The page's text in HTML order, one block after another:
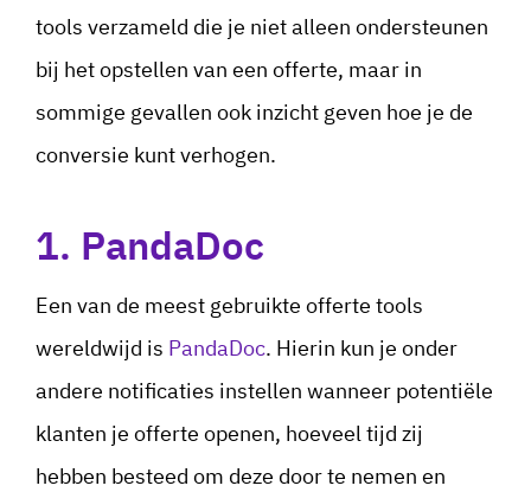
tools verzameld die je niet alleen ondersteunen
bij het opstellen van een offerte, maar in
sommige gevallen ook inzicht geven hoe je de
conversie kunt verhogen.
1. PandaDoc
Een van de meest gebruikte offerte tools
wereldwijd is PandaDoc. Hierin kun je onder
andere notificaties instellen wanneer potentiële
klanten je offerte openen, hoeveel tijd zij
hebben besteed om deze door te nemen en